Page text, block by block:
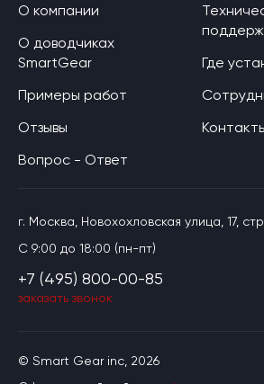
© Smart Gear inc, 2026
О компании
О доводчиках
SmartGear
Примеры работ
Отзывы
Вопрос - Ответ
Где
г. Москва, Новохохловская улица, 17,
C 9:00 до 18:00 (пн-пт)
+7 (495) 800-00-85
заказать звонок